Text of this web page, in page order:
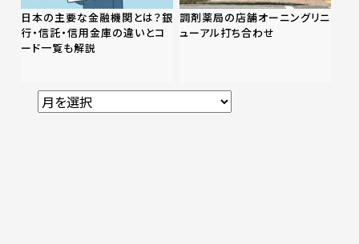
日本の主要な金融機関とは？銀
行・信託・信用金庫の違いとコ
ード一覧も解説
調剤薬局の店舗オーニングリニ
ューアル打ち合わせ